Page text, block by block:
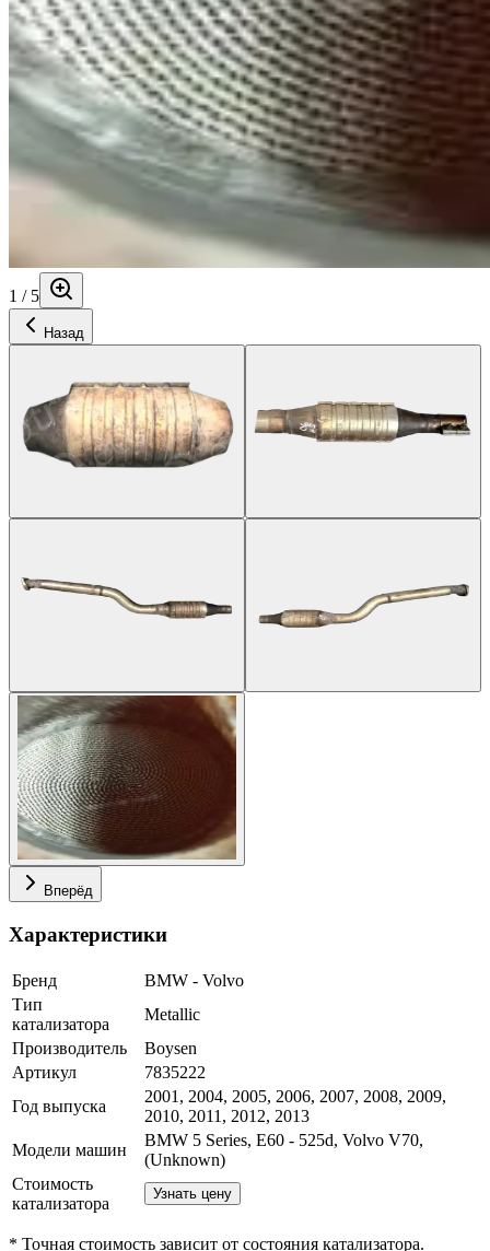
1 / 5
Назад
Вперёд
Характеристики
Бренд
BMW - Volvo
Тип
катализатора
Metallic
Производитель
Boysen
Артикул
7835222
Год выпуска
2001, 2004, 2005, 2006, 2007, 2008, 2009,
2010, 2011, 2012, 2013
Модели машин
BMW 5 Series, E60 - 525d, Volvo V70,
(Unknown)
Стоимость
катализатора
Узнать цену
* Точная стоимость зависит от состояния катализатора.